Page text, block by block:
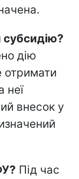
дію
отримати
неї
внесок у
Під час